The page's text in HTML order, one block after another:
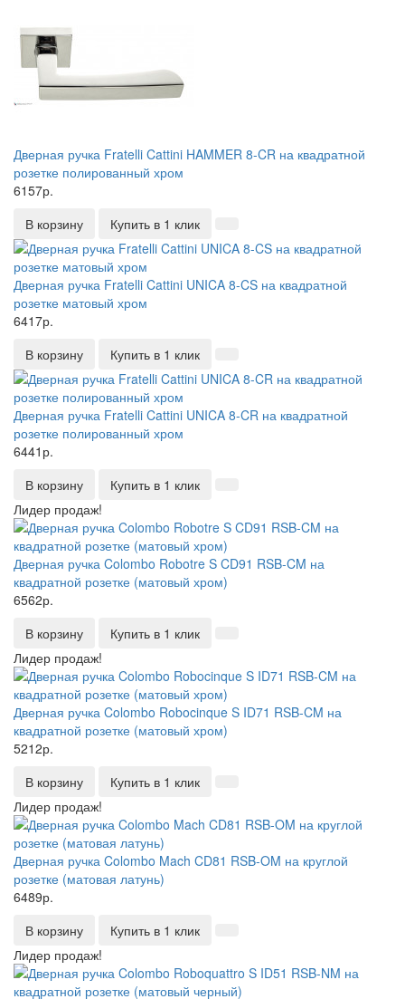
Дверная ручка Fratelli Cattini HAMMER 8-CR на квадратной
розетке полированный хром
6157р.
В корзину
Купить в 1 клик
Дверная ручка Fratelli Cattini UNICA 8-CS на квадратной
розетке матовый хром
6417р.
В корзину
Купить в 1 клик
Дверная ручка Fratelli Cattini UNICA 8-CR на квадратной
розетке полированный хром
6441р.
В корзину
Купить в 1 клик
Лидер продаж!
Дверная ручка Colombo Robotre S CD91 RSB-CM на
квадратной розетке (матовый хром)
6562р.
В корзину
Купить в 1 клик
Лидер продаж!
Дверная ручка Colombo Robocinque S ID71 RSB-CM на
квадратной розетке (матовый хром)
5212р.
В корзину
Купить в 1 клик
Лидер продаж!
Дверная ручка Colombo Mach CD81 RSB-OM на круглой
розетке (матовая латунь)
6489р.
В корзину
Купить в 1 клик
Лидер продаж!